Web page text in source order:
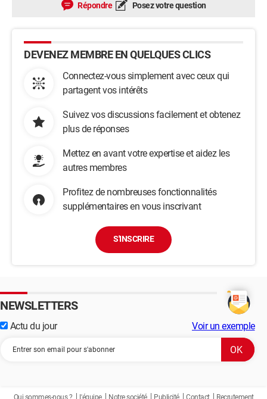
Signalée par le composant : cœur du processeur
ID APIC du processeur : 1
Pour plus d’informations, consultez les détails de cette entrée.
XML de l’événement :
event">
<System>
{c26c4f3c-3f66-4e99-8f8a-39405cfed220}" />
<EventID>18</EventID>
<Level>2</Level>
<Task>0</Task>
<Opcode>0</Opcode>
<Keywords>0x8000000000000000</Keywords>
<TimeCreated SystemTime="2021-08-
08T08:12:58.4555116Z" />
<Execution ProcessID="4112" ThreadID="4720" />
<Channel>System</Channel>
<Computer>PC-Eiko</Computer>
<Security UserID="S-1-5-19" />
</System>
<EventData>
<Data Name="MCABank">5</Data>
Répondre Posez votre question
DEVENEZ MEMBRE EN QUELQUES CLICS
Connectez-vous simplement avec ceux qui
partagent vos intérêts
Suivez vos discussions facilement et obtenez
plus de réponses
Mettez en avant votre expertise et aidez les
autres membres
Profitez de nombreuses fonctionnalités
supplémentaires en vous inscrivant
S'INSCRIRE
NEWSLETTERS
Actu du jour Voir un exemple
Qui sommes-nous ? L'équipe Notre société Publicité Contact Recrutement